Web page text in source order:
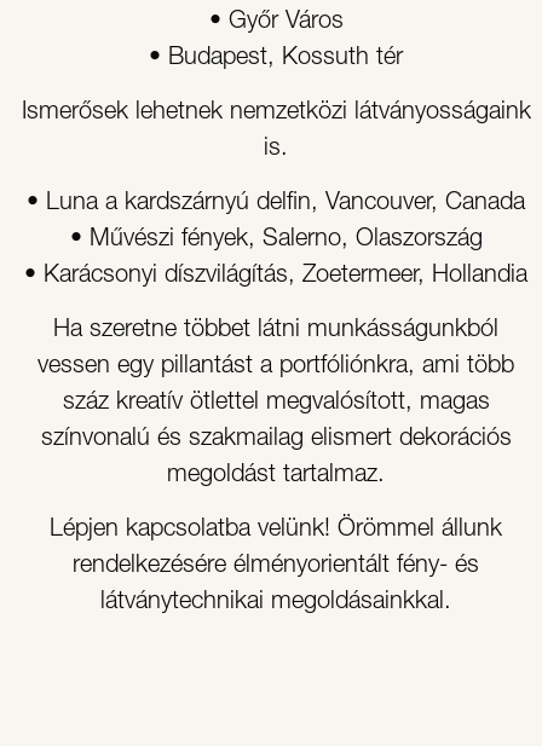
• Győr Város
• Budapest, Kossuth tér
Ismerősek lehetnek nemzetközi látványosságaink
is.
• Luna a kardszárnyú delfin, Vancouver, Canada
• Művészi fények, Salerno, Olaszország
• Karácsonyi díszvilágítás, Zoetermeer, Hollandia
Ha szeretne többet látni munkásságunkból
vessen egy pillantást a portfóliónkra, ami több
száz kreatív ötlettel megvalósított, magas
színvonalú és szakmailag elismert dekorációs
megoldást tartalmaz.
Lépjen kapcsolatba velünk! Örömmel állunk
rendelkezésére élményorientált fény- és
látványtechnikai megoldásainkkal.